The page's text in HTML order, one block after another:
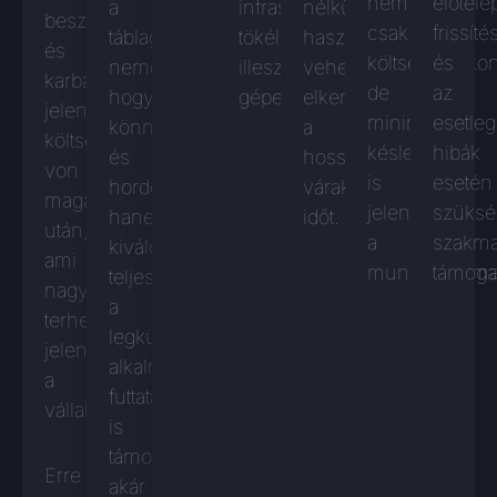
beszerzése
és
karbantartása
jelentős
költségeket
von
maga
után,
ami
nagy
terhet
jelenthet
a
vállalkozásnak.
Erre
a
táblagépek
nemcsak
hogy
könnyűek
és
hordozhatók,
hanem
kiváló
teljesítményükkel
a
legkülönfélébb
alkalmazások
futtatását
is
támogatják,
akár
infrastruktúrába
tökéletesen
illeszkedő
gépeket.
nélkül
használatba
vehetők,
elkerülve
a
hosszú
várakozási
időt.
csak
de
minimális
késlekedést
is
jelent
a
és
az
hibák
esetén